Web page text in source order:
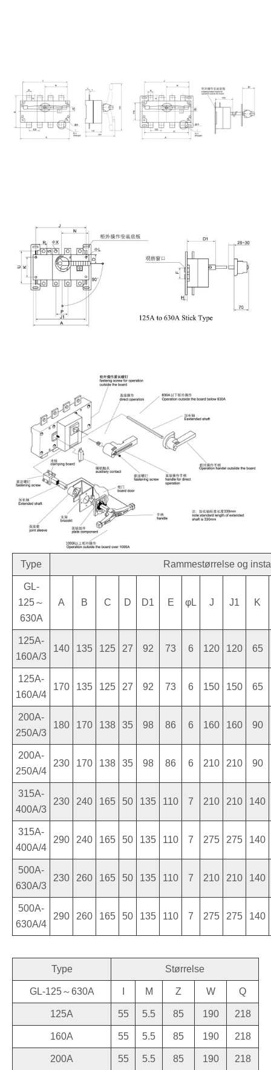
Type Rammestørrelse og
GL-
125～
630A
A B C D D1 E φL J J1 K
125A-
160A/3
140 135 125 27 92 73 6 120 120 65
125A-
160A/4
170 135 125 27 92 73 6 150 150 65
200A-
250A/3
180 170 138 35 98 86 6 160 160 90
200A-
250A/4
230 170 138 35 98 86 6 210 210 90
315A-
400A/3
230 240 165 50 135 110 7 210 210 140
315A-
400A/4
290 240 165 50 135 110 7 275 275 140
500A-
630A/3
230 260 165 50 135 110 7 210 210 140
500A-
630A/4
290 260 165 50 135 110 7 275 275 140
Type Størrelse
GL-125～630A M Z W Q
125A 55 5.5 85 190 218
160A 55 5.5 85 190 218
200A 55 5.5 85 190 218